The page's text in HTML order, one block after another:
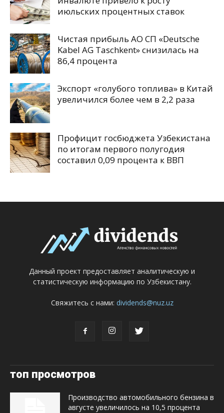
июльских процентных ставок
Чистая прибыль АО СП «Deutsche
Kabel AG Taschkent» снизилась на
86,4 процента
Экспорт «голубого топлива» в Китай
увеличился более чем в 2,2 раза
Профицит госбюджета Узбекистана
по итогам первого полугодия
составил 0,09 процента к ВВП
Данный проект предоставляет аналитическую и
статистическую информацию по Узбекистану.
Свяжитесь с нами: dividends@nuz.uz
топ просмотров
Производство автомобильного бензина в
августе увеличилось на 10,5 процента